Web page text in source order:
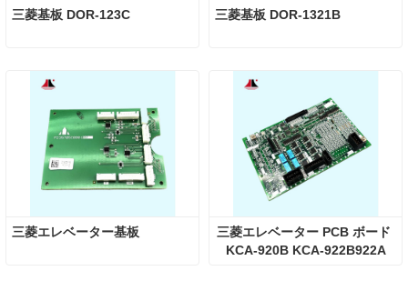
三菱基板 DOR-123C 三菱基板 DOR-1321B
三菱エレベーター基板
三菱エレベーター PCB ボード
KCA-920B KCA-922B922A